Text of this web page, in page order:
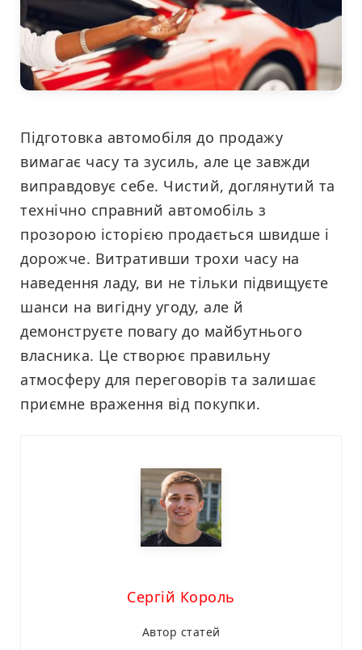
Підготовка автомобіля до продажу
вимагає часу та зусиль, але це завжди
виправдовує себе. Чистий, доглянутий та
технічно справний автомобіль з
прозорою історією продається швидше і
дорожче. Витративши трохи часу на
наведення ладу, ви не тільки підвищуєте
шанси на вигідну угоду, але й
демонструєте повагу до майбутнього
власника. Це створює правильну
атмосферу для переговорів та залишає
приємне враження від покупки.
Сергій Король
Автор статей